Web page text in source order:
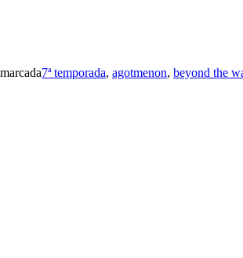
7ª temporada, agotmenon, beyond the